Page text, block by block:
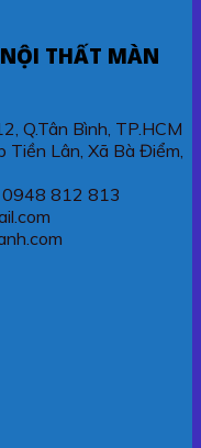
THẤT MÀN
Q.Tân Bình, TP.HCM
Tiền Lân, Xã Bà Điểm,
812 813